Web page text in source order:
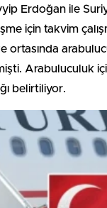
Erdoğan ile
için takvim
ortasında
Arabuluculuk
belirtiliyor.